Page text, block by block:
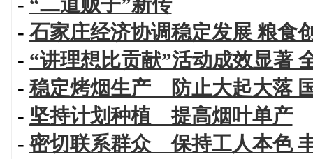
- 石家庄经济协调稳定发展 粮
- “讲理想比贡献”活动成效显著
- 稳定烤烟生产 防止大起大落
- 坚持计划种植 提高烟叶单产
-密切联系群众 保持工人本色